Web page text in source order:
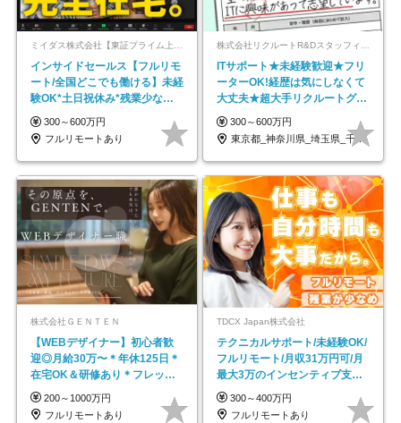
インサイドセールス【フルリモ
ート/全国どこでも働ける】未経
験OK*土日祝休み*残業少なめ*
在宅勤務手当あり
300～600万円
フルリモートあり
ITサポート★未経験歓迎★フリ
ーターOK!経歴は気にしなくて
大丈夫★超大手リクルートグル
ープの正社員/sg
300～600万円
東京都_神奈川県_埼玉県_千葉県_大阪府…
株式会社ＧＥＮＴＥＮ
【WEBデザイナー】初⼼者歓
迎◎⽉給30万〜＊年休125⽇＊
在宅OK＆研修あり＊フレック
ス
200～1000万円
フルリモートあり
TDCX Japan株式会社
テクニカルサポート/未経験OK/
フルリモート/月収31万円可/月
最大3万のインセンティブ支給/
平均年齢33歳
300～400万円
フルリモートあり